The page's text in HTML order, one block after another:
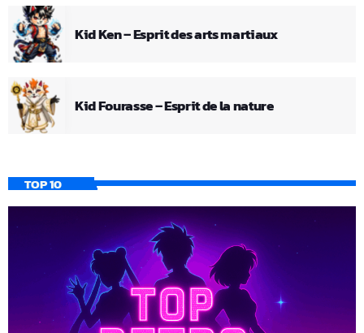
Kid Ken – Esprit des arts martiaux
Kid Fourasse – Esprit de la nature
TOP 10